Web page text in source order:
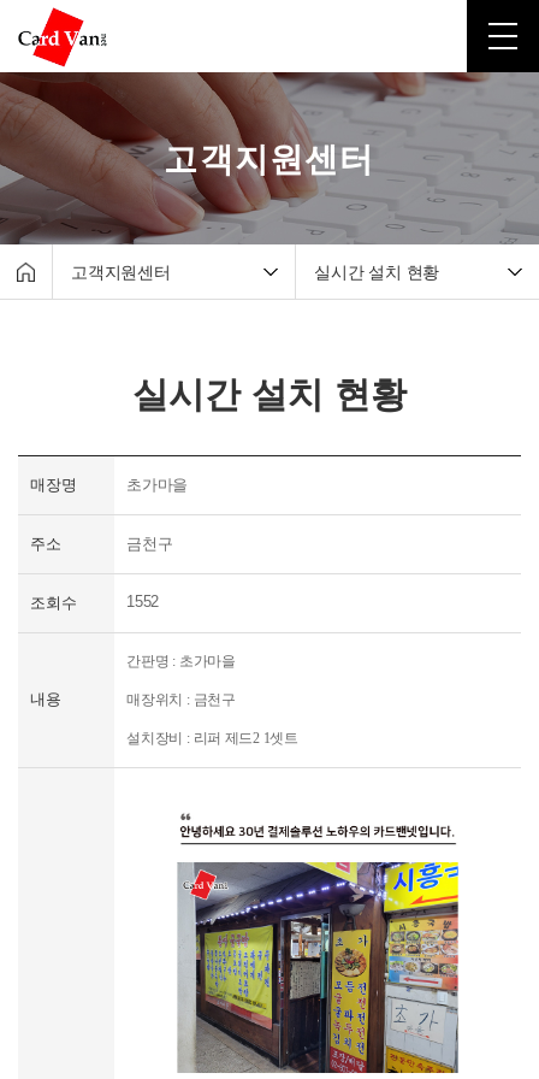
고객지원센터
고객지원센터
무선카드단말기
고객지원센터
신규문의
실시간 설치 현황
자료실
실시간 설치 현황
매장명 초가마을
주소 금천구
조회수 1552
내용
간판명 : 초가마을
매장위치 : 금천구
설치장비 : 리퍼 제드2 1셋트